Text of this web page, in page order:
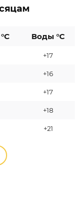
Воды °C
+17
+16
+17
+18
+21